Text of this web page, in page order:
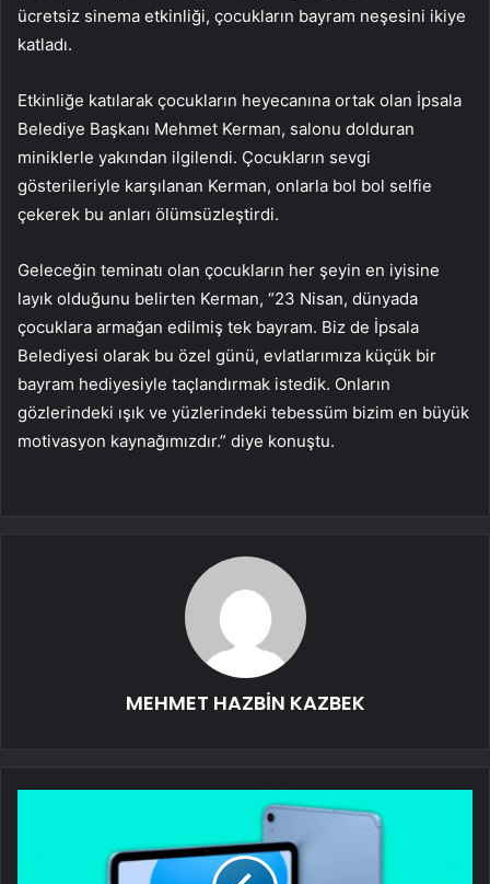
ücretsiz sinema etkinliği, çocukların bayram neşesini ikiye
katladı.
Etkinliğe katılarak çocukların heyecanına ortak olan İpsala
Belediye Başkanı Mehmet Kerman, salonu dolduran
miniklerle yakından ilgilendi. Çocukların sevgi
gösterileriyle karşılanan Kerman, onlarla bol bol selfie
çekerek bu anları ölümsüzleştirdi.
Geleceğin teminatı olan çocukların her şeyin en iyisine
layık olduğunu belirten Kerman, “23 Nisan, dünyada
çocuklara armağan edilmiş tek bayram. Biz de İpsala
Belediyesi olarak bu özel günü, evlatlarımıza küçük bir
bayram hediyesiyle taçlandırmak istedik. Onların
gözlerindeki ışık ve yüzlerindeki tebessüm bizim en büyük
motivasyon kaynağımızdır.” diye konuştu.
MEHMET HAZBİN KAZBEK